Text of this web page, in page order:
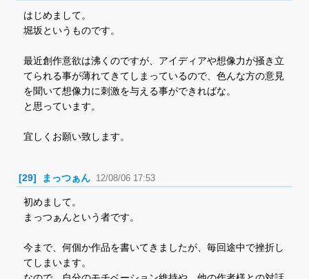
はじめまして。
堀坂というものです。
最近創作意欲は沸くのですが、アイディアや想像力が掻き立
てられる事が薄れてきてしまっているので、色んな方の意見
を聞いて想像力に刺激を与える事ができればな。
と思っています。
宜しくお願い致します。
[29] まっつぁん 12/08/06 17:53
初めまして。
まっつぁんという者です。
今まで、何個か作品を書いてきましたが、毎回途中で挫折し
てしまいます。